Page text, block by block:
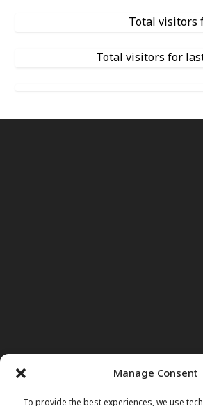
Manage Consent
Total visitors
Total visitors for